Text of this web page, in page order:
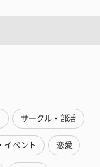
サークル・部活
イベント 恋愛